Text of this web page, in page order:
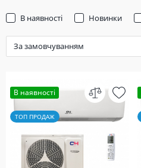
В наявності Новинки
В наявності
ТОП ПРОДАЖ